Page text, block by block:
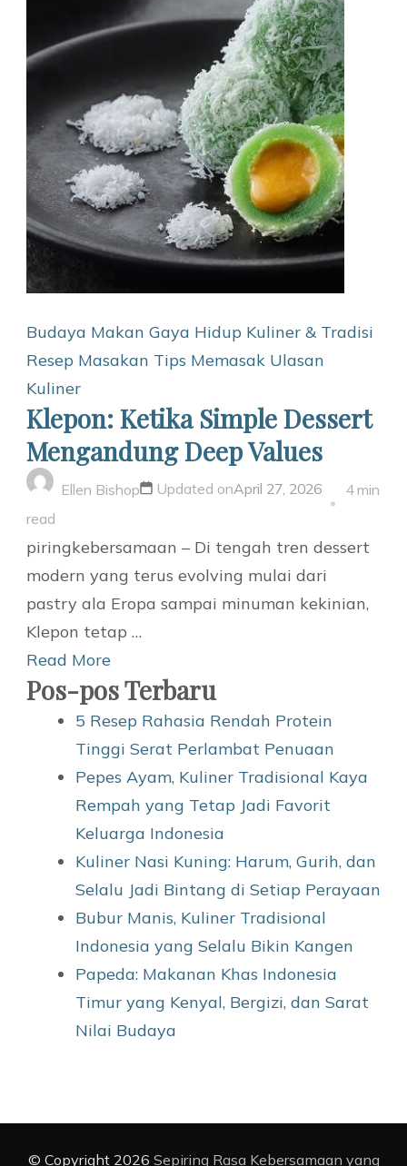
Budaya Makan Gaya Hidup Kuliner & Tradisi
Resep Masakan Tips Memasak Ulasan
Kuliner
Klepon: Ketika Simple Dessert
Mengandung Deep Values
Ellen Bishop Updated onApril 27, 2026
4 min
read
piringkebersamaan – Di tengah tren dessert
modern yang terus evolving mulai dari
pastry ala Eropa sampai minuman kekinian,
Klepon tetap …
Read More
Pos-pos Terbaru
5 Resep Rahasia Rendah Protein
Tinggi Serat Perlambat Penuaan
Pepes Ayam, Kuliner Tradisional Kaya
Rempah yang Tetap Jadi Favorit
Keluarga Indonesia
Kuliner Nasi Kuning: Harum, Gurih, dan
Selalu Jadi Bintang di Setiap Perayaan
Bubur Manis, Kuliner Tradisional
Indonesia yang Selalu Bikin Kangen
Papeda: Makanan Khas Indonesia
Timur yang Kenyal, Bergizi, dan Sarat
Nilai Budaya
© Copyright 2026 Sepiring Rasa Kebersamaan yang